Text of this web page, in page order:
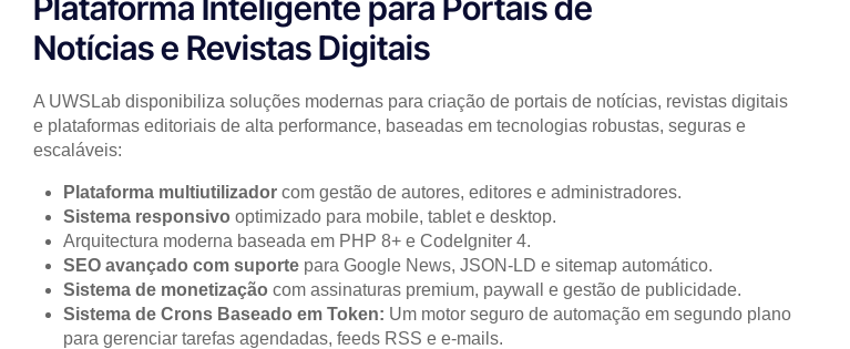
Notícias e Revistas Digitais
A UWSLab disponibiliza soluções modernas para criação de portais de notícias, revistas digitais
e plataformas editoriais de alta performance, baseadas em tecnologias robustas, seguras e
escaláveis:
Plataforma multiutilizador com gestão de autores, editores e administradores.
Sistema responsivo optimizado para mobile, tablet e desktop.
Arquitectura moderna baseada em PHP 8+ e CodeIgniter 4.
SEO avançado com suporte para Google News, JSON-LD e sitemap automático.
Sistema de monetização com assinaturas premium, paywall e gestão de publicidade.
Sistema de Crons Baseado em Token: Um motor seguro de automação em segundo plano
para gerenciar tarefas agendadas, feeds RSS e e-mails.